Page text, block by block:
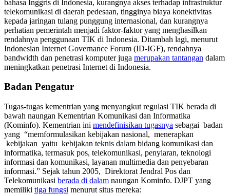
bahasa Inggris di Indonesia, kurangnya akses terhadap infrastruktur
telekomunikasi di daerah pedesaan, tingginya biaya konektivitas
kepada jaringan tulang punggung internasional, dan kurangnya
perhatian pemerintah menjadi faktor-faktor yang menghasilkan
rendahnya penggunaan TIK di Indonesia. Ditambah lagi, menurut
Indonesian Internet Governance Forum (ID-IGF), rendahnya
bandwidth dan penetrasi komputer juga merupakan tantangan dalam
meningkatkan penetrasi Internet di Indonesia.
Badan Pengatur
Tugas-tugas kementrian yang menyangkut regulasi TIK berada di
bawah naungan Kementrian Komunikasi dan Informatika
(Kominfo). Kementrian ini mendefinisikan tugasnya sebagai badan
yang “memformulasikan kebijakan nasional, menerapkan
kebijakan yaitu kebijakan teknis dalam bidang komunikasi dan
informatika, termasuk pos, telekomunikasi, penyiaran, teknologi
informasi dan komunikasi, layanan multimedia dan penyebaran
informasi.” Sejak tahun 2005, Direktorat Jendral Pos dan
Telekomunikasi berada di dalam naungan Kominfo. DJPT yang
memiliki tiga fungsi menurut situs mereka: